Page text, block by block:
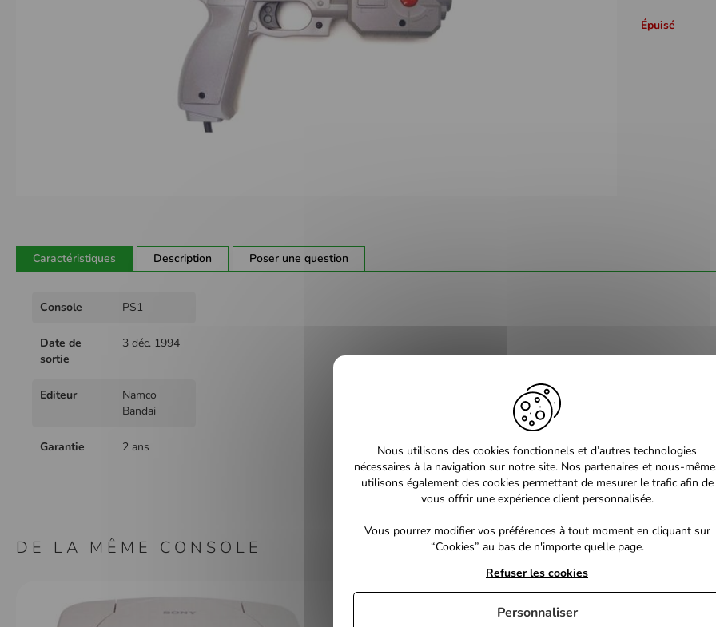
la
d’images
Épuisé
Caractéristiques
d'infos
Console PS1
Date de
sortie
3 déc. 1994
Editeur
Namco
Bandai
Garantie 2 ans
Description Poser une question
DE LA MÊME CONSOLE
Nous utilisons des cookies fonctionnels et d’autres technologies
nécessaires à la navigation sur notre site. Nos partenaires et nous-
utilisons également des cookies permettant de mesurer le trafic afin de
vous offrir une expérience client personnalisée.
Vous pourrez modifier vos préférences à tout moment en cliquant sur
“Cookies” au bas de n'importe quelle page.
Refuser les cookies
Personnaliser